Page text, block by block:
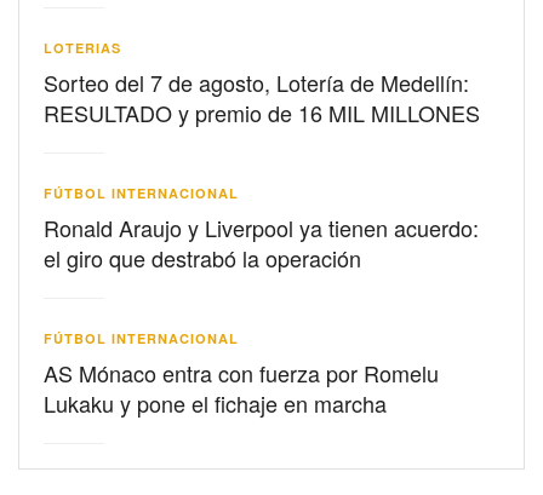
LOTERIAS
Sorteo del 7 de agosto, Lotería de Medellín:
RESULTADO y premio de 16 MIL MILLONES
FÚTBOL INTERNACIONAL
Ronald Araujo y Liverpool ya tienen acuerdo:
el giro que destrabó la operación
FÚTBOL INTERNACIONAL
AS Mónaco entra con fuerza por Romelu
Lukaku y pone el fichaje en marcha